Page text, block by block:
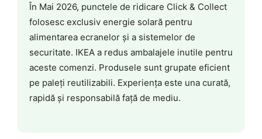
În Mai 2026, punctele de ridicare Click & Collect
folosesc exclusiv energie solară pentru
alimentarea ecranelor și a sistemelor de
securitate. IKEA a redus ambalajele inutile pentru
aceste comenzi. Produsele sunt grupate eficient
pe paleți reutilizabili. Experiența este una curată,
rapidă și responsabilă față de mediu.